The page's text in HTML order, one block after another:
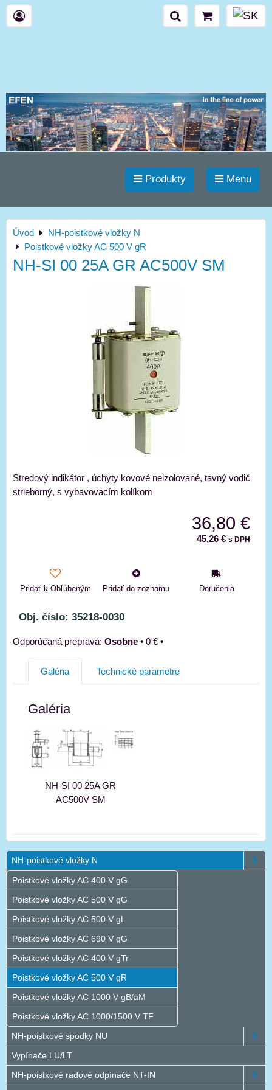
Produkty Menu
Úvod
NH-poistkové vložky N
Poistkové vložky AC 500 V gR
NH-SI 00 25A GR AC500V SM
Stredový indikátor , úchyty kovové neizolované, tavný vodič
strieborný, s vybavovacím kolíkom
36,80 €
45,26 € s DPH
Pridať k Obľúbeným Pridať do zoznamu Doručenia
Obj. číslo: 35218-0030
Osobne • 0 € •
Galéria Technické parametre
Galéria
NH-SI 00 25A GR
AC500V SM
NH-poistkové vložky N
Poistkové vložky AC 400 V gG
Poistkové vložky AC 500 V gG
Poistkové vložky AC 500 V gL
Poistkové vložky AC 690 V gG
Poistkové vložky AC 400 V gTr
Poistkové vložky AC 500 V gR
Poistkové vložky AC 1000 V gB/aM
Poistkové vložky AC 1000/1500 V TF
NH-poistkové spodky NU
Vypínače LU/LT
NH-poistkové radové odpínače NT-IN